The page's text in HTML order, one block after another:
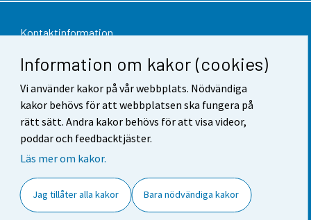
Information om kakor (cookies)
Vi använder kakor på vår webbplats. Nödvändiga
kakor behövs för att webbplatsen ska fungera på
rätt sätt. Andra kakor behövs för att visa videor,
poddar och feedbacktjäster.
Läs mer om kakor.
Jag tillåter alla kakor Bara nödvändiga kakor
Kontaktinformation
Respons
Användarvillkor
Dataskydd
Tillgänglighet
Cookie-inställningar